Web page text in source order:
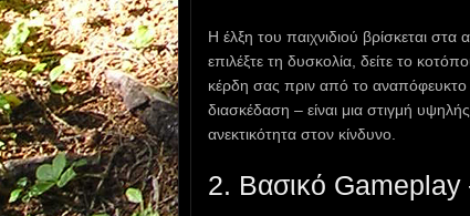
Η έλξη του παιχνιδιού βρίσκεται
επιλέξτε τη δυσκολία, δείτε το
κέρδη σας πριν από το αναπόφευκτο
διασκέδαση – είναι μια στιγμή
ανεκτικότητα στον κίνδυνο.
2. Βασικό